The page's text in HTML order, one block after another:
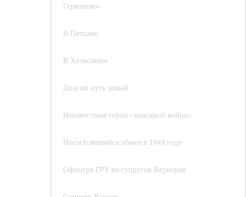
Германию»
В Петсамо
В Хельсинки
Долгий путь домой
Неизвестные герои «холодной войны»
Несостоявшийся обмен в 1949 году
Офицера ГРУ на супругов Вернеров